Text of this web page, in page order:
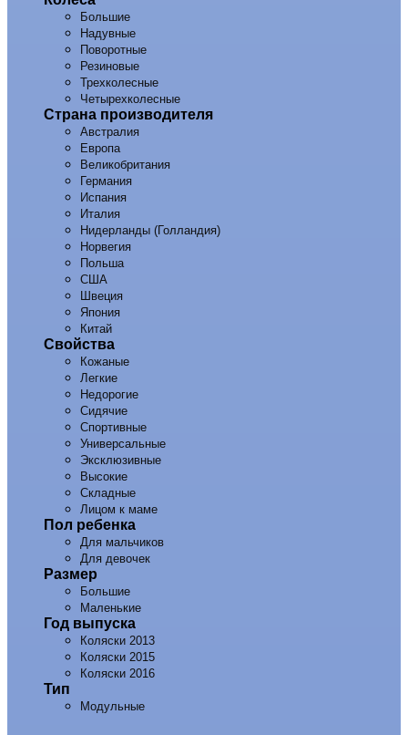
Большие
Надувные
Поворотные
Резиновые
Трехколесные
Четырехколесные
Страна производителя
Австралия
Европа
Великобритания
Германия
Испания
Италия
Нидерланды (Голландия)
Норвегия
Польша
США
Швеция
Япония
Китай
Свойства
Кожаные
Легкие
Недорогие
Сидячие
Спортивные
Универсальные
Эксклюзивные
Высокие
Складные
Лицом к маме
Пол ребенка
Для мальчиков
Для девочек
Размер
Большие
Маленькие
Год выпуска
Коляски 2013
Коляски 2015
Коляски 2016
Тип
Модульные